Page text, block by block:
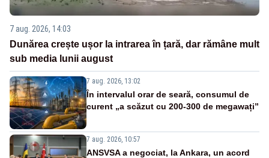
7 aug. 2026, 14:03
Dunărea crește ușor la intrarea în țară, dar rămâne mult
sub media lunii august
7 aug. 2026, 13:02
În intervalul orar de seară, consumul de
curent „a scăzut cu 200-300 de megawați”
7 aug. 2026, 10:57
ANSVSA a negociat, la Ankara, un acord